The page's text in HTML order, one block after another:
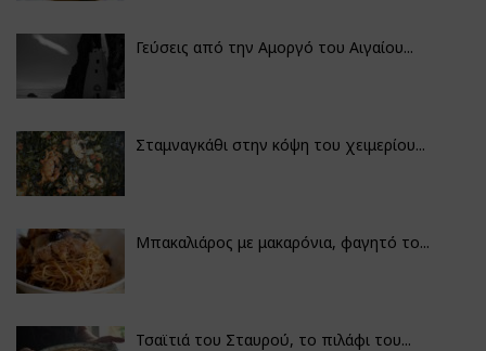
Γεύσεις από την Αμοργό του Αιγαίου...
Σταμναγκάθι στην κόψη του χειμερίου...
Μπακαλιάρος με μακαρόνια, φαγητό το...
Τσαϊτιά του Σταυρού, το πιλάφι του...